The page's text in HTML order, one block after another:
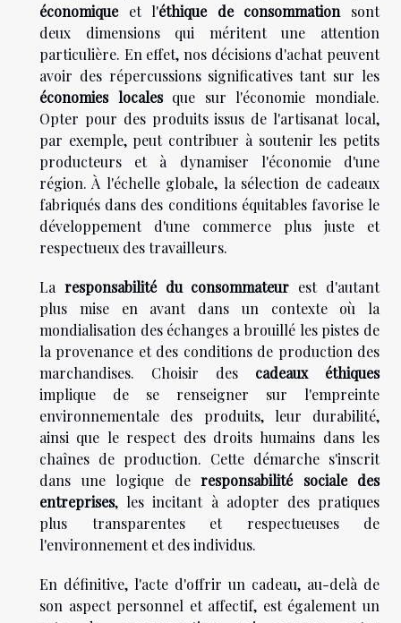
économiqueet l'éthique de consommation sont
deux dimensions qui méritent une attention
particulière. En effet, nos décisions d'achat peuvent
avoir des répercussions significatives tant sur les
économies localesque sur l'économie mondiale.
Opter pour des produits issus de l'artisanat local,
par exemple, peut contribuer à soutenir les petits
producteurs et à dynamiser l'économie d'une
région. À l'échelle globale, la sélection de cadeaux
fabriqués dans des conditions équitables favorise le
développement d'une commerce plus juste et
respectueux des travailleurs.
La responsabilité du consommateur est d'autant
plus mise en avant dans un contexte où la
mondialisation des échanges a brouillé les pistes de
la provenance et des conditions de production des
marchandises. Choisir des cadeaux éthiques
implique de se renseigner sur l'empreinte
environnementale des produits, leur durabilité,
ainsi que le respect des droits humains dans les
chaînes de production. Cette démarche s'inscrit
dans une logique de responsabilité sociale des
entreprises, les incitant à adopter des pratiques
plus transparentes et respectueuses de
l'environnement et des individus.
En définitive, l'acte d'offrir un cadeau, au-delà de
son aspect personnel et affectif, est également un